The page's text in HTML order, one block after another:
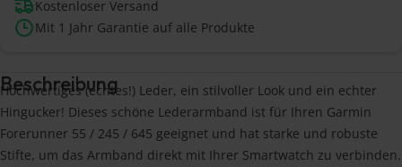
Kostenloser Versand
Mit 1 Jahr Garantie auf alle Produkte
Beschreibung
Hochwertiges (echtes!) Leder, ein stilvoller Look und ein echter
Hingucker! Dieses schöne Lederarmband ist für Ihren Garmin
Forerunner 55 / 245 / 645 geeignet und hat starke und robuste
Stifte, um das Armband direkt mit Ihrer Smartwatch zu verbinden.